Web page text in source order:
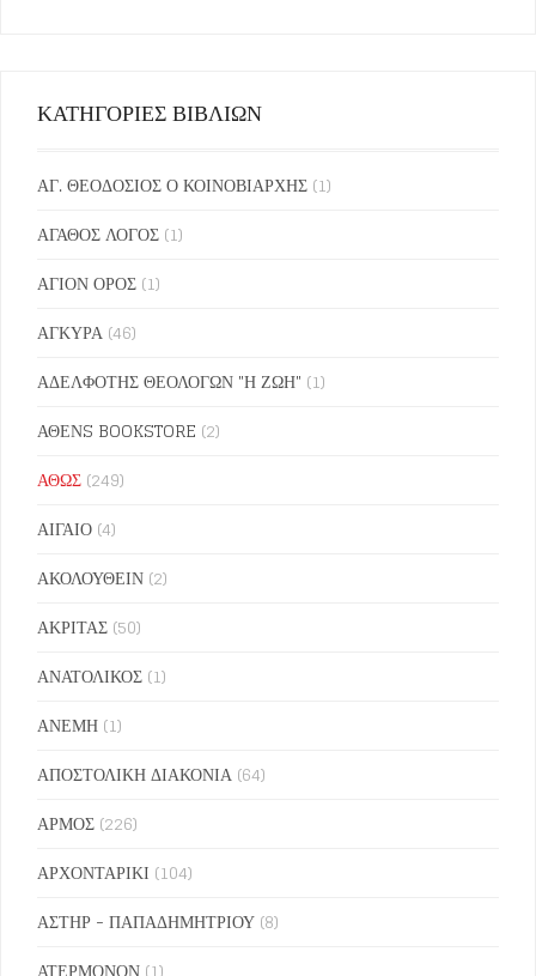
ΚΑΤΗΓΟΡΙΕΣ ΒΙΒΛΙΩΝ
ΑΓ. ΘΕΟΔΟΣΙΟΣ Ο ΚΟΙΝΟΒΙΑΡΧΗΣ (1)
ΑΓΑΘΟΣ ΛΟΓΟΣ (1)
ΑΓΙΟΝ ΟΡΟΣ (1)
ΑΓΚΥΡΑ (46)
ΑΔΕΛΦΟΤΗΣ ΘΕΟΛΟΓΩΝ "Η ΖΩΗ" (1)
ΑΘΕΝS BOOKSTORE (2)
ΑΘΩΣ (249)
ΑΙΓΑΙΟ (4)
ΑΚΟΛΟΥΘΕΙΝ (2)
ΑΚΡΙΤΑΣ (50)
ΑΝΑΤΟΛΙΚΟΣ (1)
ΑΝΕΜΗ (1)
ΑΠΟΣΤΟΛΙΚΗ ΔΙΑΚΟΝΙΑ (64)
ΑΡΜΟΣ (226)
ΑΡΧΟΝΤΑΡΙΚΙ (104)
ΑΣΤΗΡ - ΠΑΠΑΔΗΜΗΤΡΙΟΥ (8)